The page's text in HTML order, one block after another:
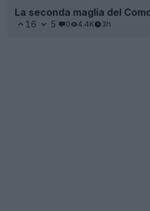
La seconda maglia del
16 5 0 4.4K 3h